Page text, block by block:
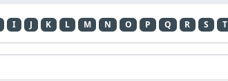
I J K L M N O P Q R S T